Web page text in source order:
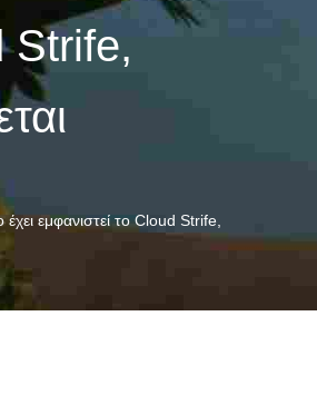
Strife,
εμφανιστεί το Cloud Strife,